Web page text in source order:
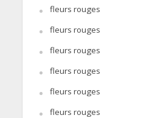
fleurs rouges
fleurs rouges
fleurs rouges
fleurs rouges
fleurs rouges
fleurs rouges